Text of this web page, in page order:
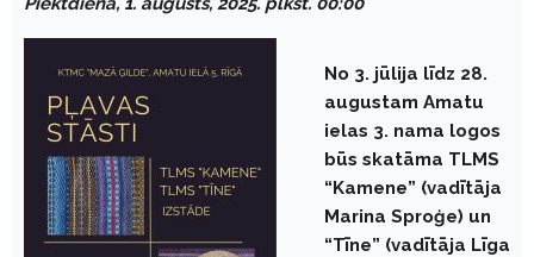
No 3. jūlija līdz 28.
augustam Amatu
ielas 3. nama logos
būs skatāma TLMS
“Kamene” (vadītāja
Marina Sproģe) un
“Tīne” (vadītāja Līga